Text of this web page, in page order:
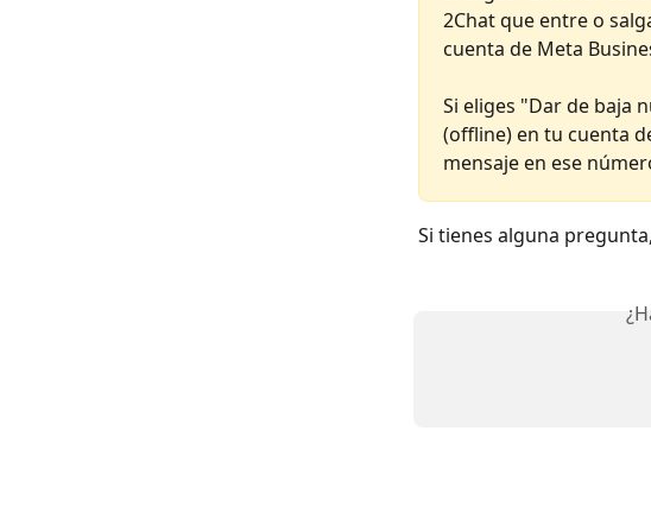
2Chat que entre o
cuenta de Meta
Si eliges "Dar de baja
(offline) en tu cuenta
mensaje en ese
Si tienes alguna